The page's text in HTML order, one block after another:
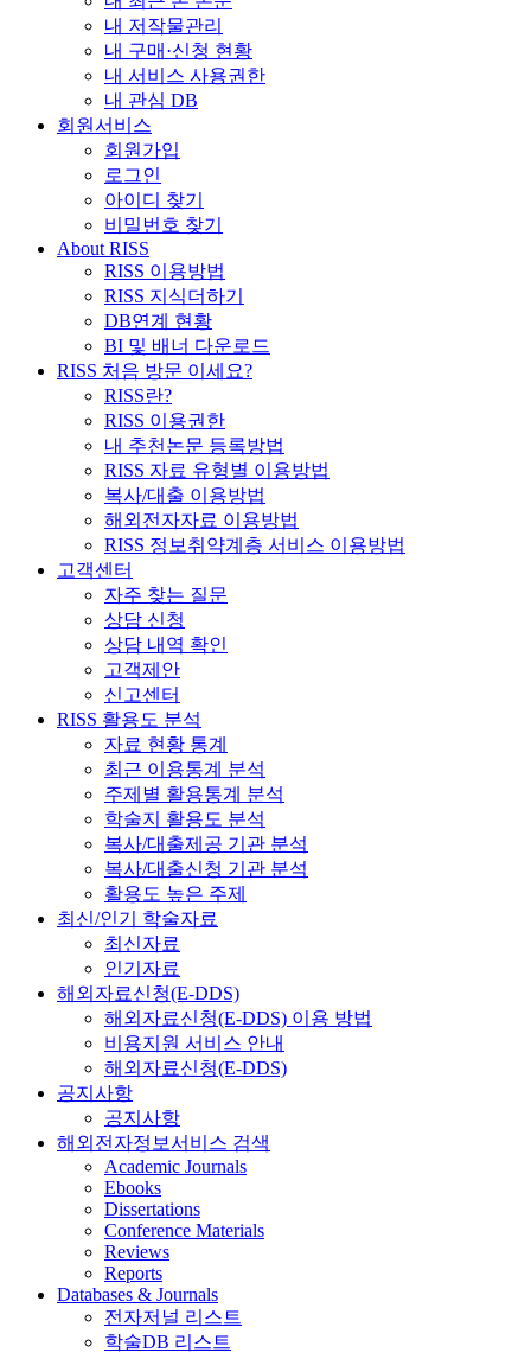
내 저작물관리
내 구매·신청 현황
내 서비스 사용권한
내 관심 DB
회원서비스
회원가입
로그인
아이디 찾기
비밀번호 찾기
About RISS
RISS 이용방법
RISS 지식더하기
DB연계 현황
BI 및 배너 다운로드
RISS 처음 방문 이세요?
RISS란?
RISS 이용권한
내 추천논문 등록방법
RISS 자료 유형별 이용방법
복사/대출 이용방법
해외전자자료 이용방법
RISS 정보취약계층 서비스 이용방법
고객센터
자주 찾는 질문
상담 신청
상담 내역 확인
고객제안
신고센터
RISS 활용도 분석
자료 현황 통계
최근 이용통계 분석
주제별 활용통계 분석
학술지 활용도 분석
복사/대출제공 기관 분석
복사/대출신청 기관 분석
활용도 높은 주제
최신/인기 학술자료
최신자료
인기자료
해외자료신청(E-DDS)
해외자료신청(E-DDS) 이용 방법
비용지원 서비스 안내
해외자료신청(E-DDS)
공지사항
공지사항
해외전자정보서비스 검색
Academic Journals
Ebooks
Dissertations
Conference Materials
Reviews
Reports
Databases & Journals
전자저널 리스트
학술DB 리스트